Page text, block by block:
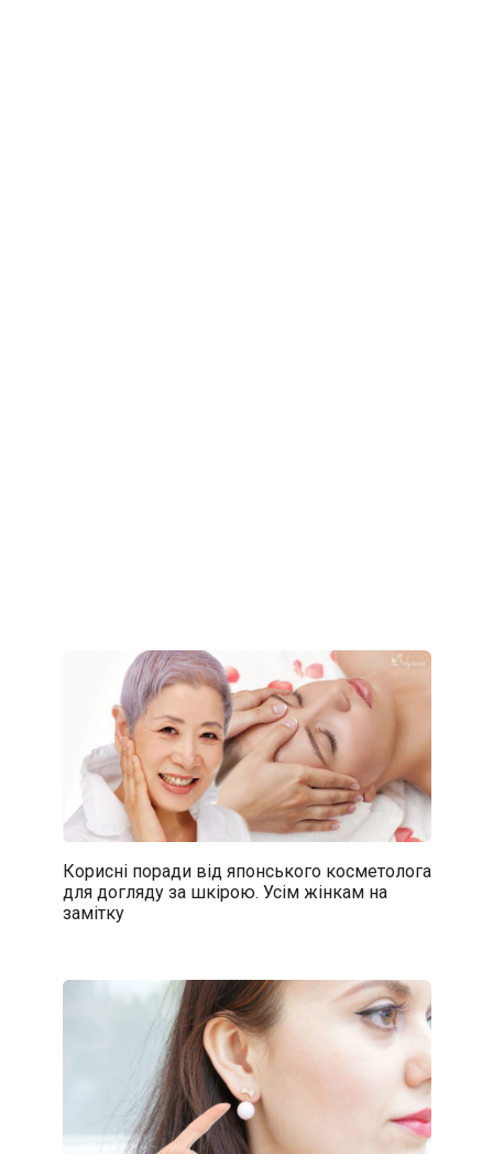
Корисні поради від японського косметолога
для догляду за шкірою. Усім жінкам на
замітку